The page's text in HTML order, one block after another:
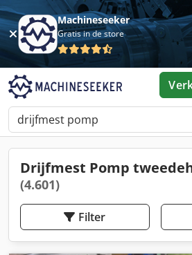
Machineseeker
Gratis in de store
Drijfmest Pomp
(4.601)
Filter